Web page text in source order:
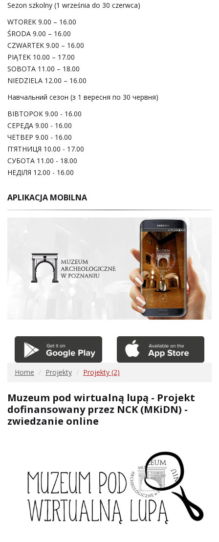
Sezon szkolny (1 września do 30 czerwca)
WTOREK 9.00 – 16.00
ŚRODA 9.00 – 16.00
CZWARTEK 9.00 – 16.00
PIĄTEK 10.00 – 17.00
SOBOTA 11.00 – 18.00
NIEDZIELA 12.00 – 16.00
Навчальний сезон (з 1 вересня по 30 червня)
ВІВТОРОК 9.00 - 16.00
СЕРЕДА 9.00 - 16.00
ЧЕТВЕР 9.00 - 16.00
П'ЯТНИЦЯ 10.00 - 17.00
СУБОТА 11.00 - 18.00
НЕДІЛЯ 12.00 - 16.00
APLIKACJA MOBILNA
Home Projekty Projekty (2)
Muzeum pod wirtualną lupą - Projekt
dofinansowany przez NCK (MKiDN) -
zwiedzanie online